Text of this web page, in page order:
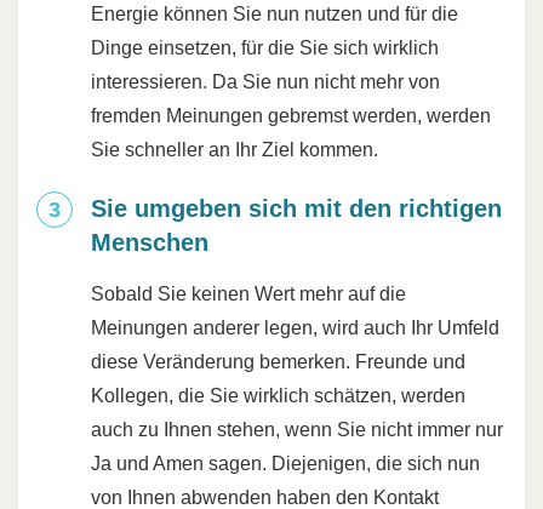
Energie können Sie nun nutzen und für die
Dinge einsetzen, für die Sie sich wirklich
interessieren. Da Sie nun nicht mehr von
fremden Meinungen gebremst werden, werden
Sie schneller an Ihr Ziel kommen.
Sie umgeben sich mit den richtigen
Menschen
Sobald Sie keinen Wert mehr auf die
Meinungen anderer legen, wird auch Ihr Umfeld
diese Veränderung bemerken. Freunde und
Kollegen, die Sie wirklich schätzen, werden
auch zu Ihnen stehen, wenn Sie nicht immer nur
Ja und Amen sagen. Diejenigen, die sich nun
von Ihnen abwenden haben den Kontakt